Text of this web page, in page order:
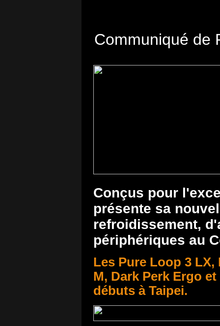
Communiqué de
Conçus pour
présente sa
refroidissement,
périphériques au
Les Pure Loop 3 LX,
M, Dark Perk Ergo
débuts à Taipei.